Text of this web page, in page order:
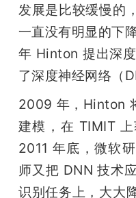
发展是比较缓慢的
一直没有明显的下
年 Hinton 提出深
了深度神经网络（
2009 年，Hinton
建模，在 TIMIT 上
2011 年底，微软
师又把 DNN 技术
识别任务上，大大